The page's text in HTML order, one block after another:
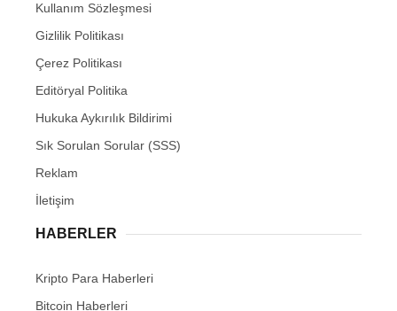
Kullanım Sözleşmesi
Gizlilik Politikası
Çerez Politikası
Editöryal Politika
Hukuka Aykırılık Bildirimi
Sık Sorulan Sorular (SSS)
Reklam
İletişim
HABERLER
Kripto Para Haberleri
Bitcoin Haberleri